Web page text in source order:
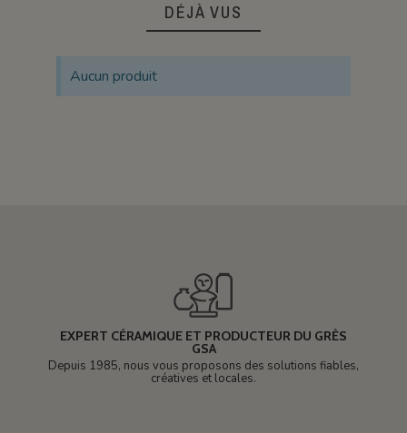
DÉJÀ VUS
Aucun produit
EXPERT CÉRAMIQUE ET PRODUCTEUR DU GRÈS
GSA
Depuis 1985, nous vous proposons des solutions fiables,
créatives et locales.